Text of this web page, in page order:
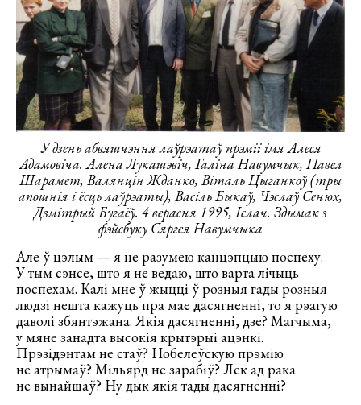
У дзень абвяшчэння лаўрэатаў прэміі імя Алеся
Адамовіча. Алена Лукашэвіч, Галіна Навумчык, Павел
Шарамет, Валянцін Жданко, Віталь Цыганкоў (тры
апошнія і ёсць лаўрэаты), Васіль Быкаў, Чэслаў Сенюх,
Дзмітрый Бугаёў. 4 верасня 1995, Іслач. Здымак з
фэйсбуку Сяргея Навумчыка
Але ў цэлым — я не разумею канцэпцыю поспеху.
У тым сэнсе, што я не ведаю, што варта лічыць
поспехам. Калі мне ў жыцці ў розныя гады розныя
людзі нешта кажуць пра мае дасягненні, то я рэагую
даволі збянтэжана. Якія дасягненні, дзе? Магчыма,
у мяне занадта высокія крытэрыі ацэнкі.
Прэзідэнтам не стаў? Нобелеўскую прэмію
не атрымаў? Мільярд не зарабіў? Лек ад рака
не вынайшаў? Ну дык якія тады дасягненні?